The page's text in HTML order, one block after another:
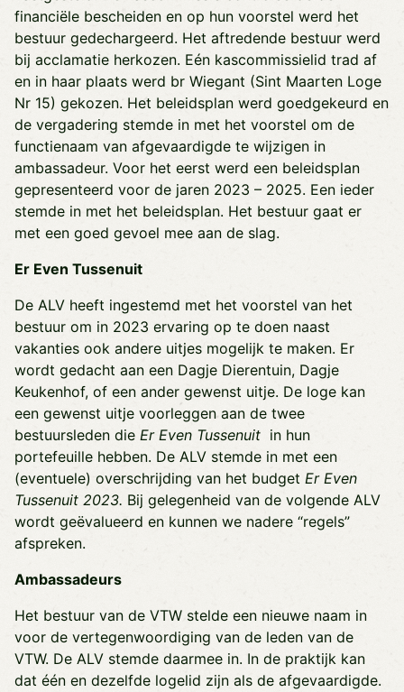
financiële bescheiden en op hun voorstel werd het
bestuur gedechargeerd. Het aftredende bestuur werd
bij acclamatie herkozen. Eén kascommissielid trad af
en in haar plaats werd br Wiegant (Sint Maarten Loge
Nr 15) gekozen. Het beleidsplan werd goedgekeurd en
de vergadering stemde in met het voorstel om de
functienaam van afgevaardigde te wijzigen in
ambassadeur. Voor het eerst werd een beleidsplan
gepresenteerd voor de jaren 2023 – 2025. Een ieder
stemde in met het beleidsplan. Het bestuur gaat er
met een goed gevoel mee aan de slag.
Er Even Tussenuit
De ALV heeft ingestemd met het voorstel van het
bestuur om in 2023 ervaring op te doen naast
vakanties ook andere uitjes mogelijk te maken. Er
wordt gedacht aan een Dagje Dierentuin, Dagje
Keukenhof, of een ander gewenst uitje. De loge kan
een gewenst uitje voorleggen aan de twee
bestuursleden die Er Even Tussenuit in hun
portefeuille hebben. De ALV stemde in met een
(eventuele) overschrijding van het budget Er Even
Tussenuit 2023. Bij gelegenheid van de volgende ALV
wordt geëvalueerd en kunnen we nadere “regels”
afspreken.
Ambassadeurs
Het bestuur van de VTW stelde een nieuwe naam in
voor de vertegenwoordiging van de leden van de
VTW. De ALV stemde daarmee in. In de praktijk kan
dat één en dezelfde logelid zijn als de afgevaardigde.